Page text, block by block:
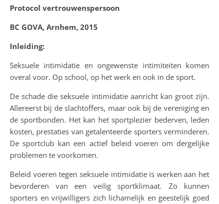
Protocol vertrouwenspersoon
BC GOVA, Arnhem, 2015
Inleiding:
Seksuele intimidatie en ongewenste intimiteiten komen
overal voor. Op school, op het werk en ook in de sport.
De schade die seksuele intimidatie aanricht kan groot zijn.
Allereerst bij de slachtoffers, maar ook bij de vereniging en
de sportbonden. Het kan het sportplezier bederven, leden
kosten, prestaties van getalenteerde sporters verminderen.
De sportclub kan een actief beleid voeren om dergelijke
problemen te voorkomen.
Beleid voeren tegen seksuele intimidatie is werken aan het
bevorderen van een veilig sportklimaat. Zo kunnen
sporters en vrijwilligers zich lichamelijk en geestelijk goed